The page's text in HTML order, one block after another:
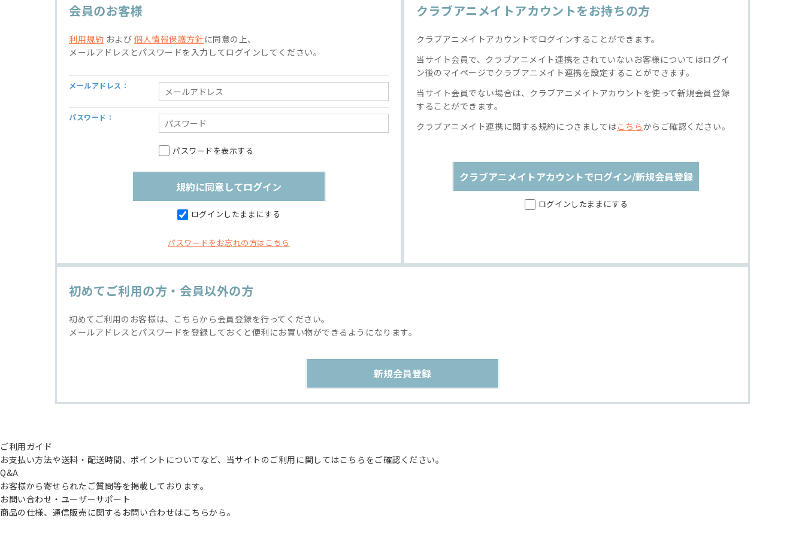
会員のお客様
利用規約 および個人情報保護方針 に同意の上、
メールアドレスとパスワードを入力してログインしてください。
メールアドレス：
パスワード：
パスワードを表示する
ログインしたままにする
パスワードをお忘れの方はこちら
クラブアニメイトアカウントをお持ちの方
クラブアニメイトアカウントでログインすることができます。
当サイト会員で、クラブアニメイト連携をされていないお客様についてはログイ
ン後のマイページでクラブアニメイト連携を設定することができます。
当サイト会員でない場合は、クラブアニメイトアカウントを使って新規会員登録
することができます。
クラブアニメイト連携に関する規約につきましてはこちらからご確認ください。
クラブアニメイトアカウントでログイン/新規会員登録
ログインしたままにする
初めてご利用の方・会員以外の方
初めてご利用のお客様は、こちらから会員登録を行ってください。
メールアドレスとパスワードを登録しておくと便利にお買い物ができるようになります。
ご利用ガイド
お支払い方法や送料・配送時間、ポイントについてなど、当サイトのご利用に関してはこちらをご確認ください。
Q&A
お客様から寄せられたご質問等を掲載しております。
お問い合わせ・ユーザーサポート
商品の仕様、通信販売に関するお問い合わせはこちらから。